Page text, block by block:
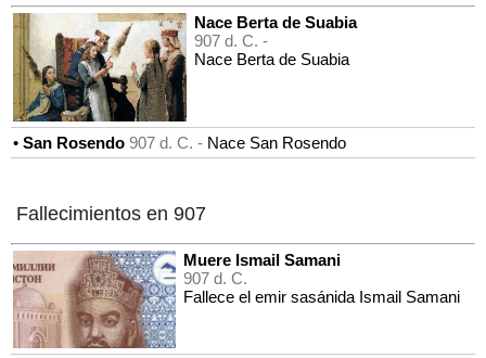
Nace Berta de Suabia
907 d. C. -
Nace Berta de Suabia
• San Rosendo 907 d. C. - Nace San Rosendo
Fallecimientos en 907
Muere Ismail Samani
907 d. C.
Fallece el emir sasánida Ismail Samani